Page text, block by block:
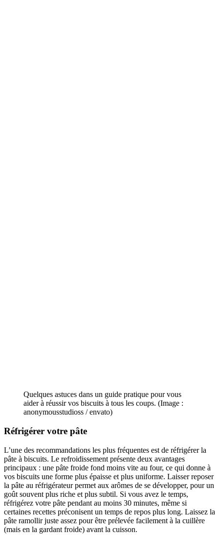
Quelques astuces dans un guide pratique pour vous
aider à réussir vos biscuits à tous les coups. (Image :
anonymousstudioss / envato)
Réfrigérer votre pâte
L’une des recommandations les plus fréquentes est de réfrigérer la
pâte à biscuits. Le refroidissement présente deux avantages
principaux : une pâte froide fond moins vite au four, ce qui donne à
vos biscuits une forme plus épaisse et plus uniforme. Laisser reposer
la pâte au réfrigérateur permet aux arômes de se développer, pour un
goût souvent plus riche et plus subtil. Si vous avez le temps,
réfrigérez votre pâte pendant au moins 30 minutes, même si
certaines recettes préconisent un temps de repos plus long. Laissez la
pâte ramollir juste assez pour être prélevée facilement à la cuillère
(mais en la gardant froide) avant la cuisson.